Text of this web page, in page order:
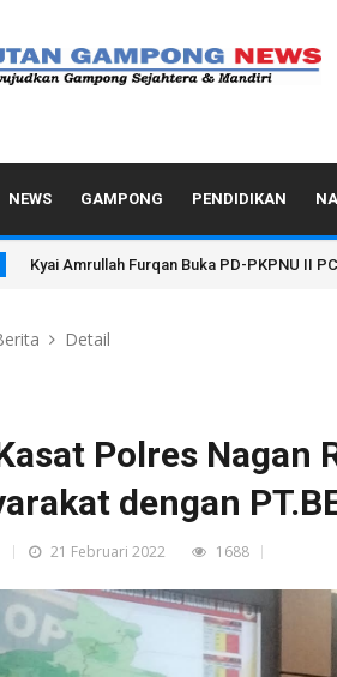
NEWS GAMPONG PENDIDIKAN
Ini Rekam Jejak Karier Kapolresta Banda
Detail
Polres Nagan
dengan
21 Februari 2022 1688